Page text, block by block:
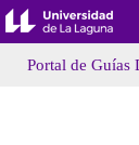
Portal de Guías